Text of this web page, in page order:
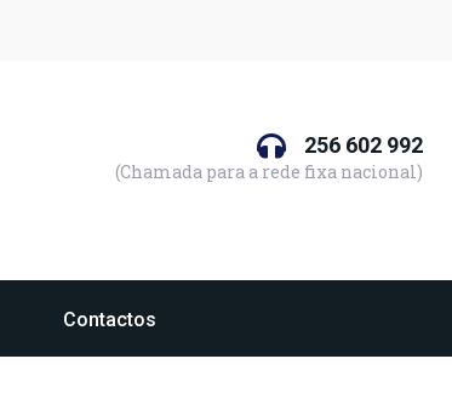
256 602 992
(Chamada para a rede fixa nacional)
Contactos